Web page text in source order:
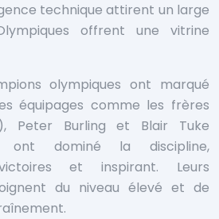
technique attirent un large
offrent une vitrine
olympiques ont marqué
équipages comme les frères
Peter Burling et Blair Tuke
ont dominé la discipline,
et inspirant. Leurs
du niveau élevé et de